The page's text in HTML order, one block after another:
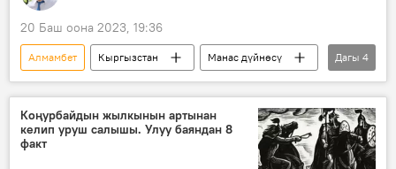
20 Баш оона 2023, 19:36
Алмамбет Кыргызстан
Манас дүйнөсү
Манас эпосу
Манас
Семетей
Кыргыздын көркөм өнөрү, белгилүү инсандары жөнүндө фактылар
Дагы 4
Коңурбайдын жылкынын артынан
келип уруш салышы. Улуу баяндан 8
факт